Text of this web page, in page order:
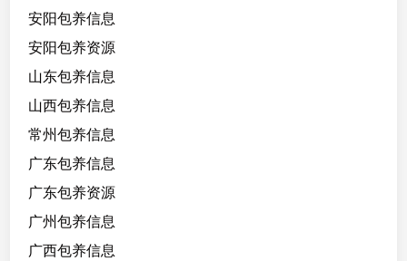
安阳包养信息
安阳包养资源
山东包养信息
山西包养信息
常州包养信息
广东包养信息
广东包养资源
广州包养信息
广西包养信息